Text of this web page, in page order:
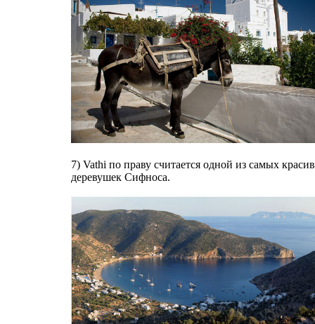
7) Vathi по праву считается одной из самых
деревушек Сифноса.